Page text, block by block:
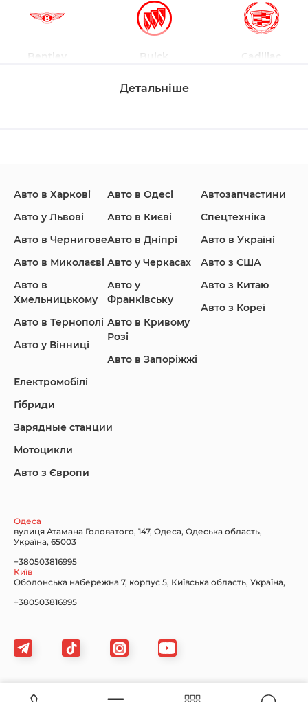
Bentley Buick Cadillac
Honda Hyundai
Infiniti Jaguar Jeep
Land Rover
Nissan
Детальніше
Авто в Харкові
Авто у Львові
Авто в Чернигове
Авто в Миколаєві
Авто в
Хмельницькому
Авто в Тернополі
Авто у Вінниці
Авто в Одесі
Авто в Києві
Авто в Дніпрі
Авто у Черкасах
Авто у
Франківську
Авто в Кривому
Розі
Авто в Запоріжжі
Автозапчастини
Спецтехніка
Авто в Україні
Авто з США
Авто з Китаю
Авто з Кореї
Електромобілі
Гібриди
Зарядные станции
Мотоцикли
Авто з Європи
Одеса
вулиця Атамана Головатого, 147, Одеса, Одеська область,
Україна, 65003
+380503816995
Київ
Оболонська набережна 7, корпус 5, Київська область, Україна,
+380503816995
Картка сайту